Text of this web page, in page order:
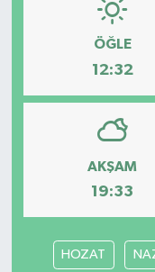
ÖĞLE
12:32
AKŞAM
19:33
HOZAT